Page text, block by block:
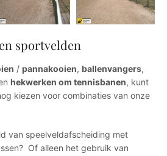
sportvelden
/ pannakooien, ballenvangers,
hekwerken om tennisbanen, kunt
kiezen voor combinaties van onze
van speelveldafscheiding met
Of alleen het gebruik van